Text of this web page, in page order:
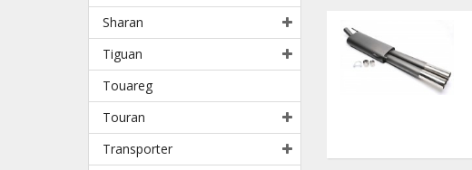
Sharan
Tiguan
Touareg
Touran
Transporter